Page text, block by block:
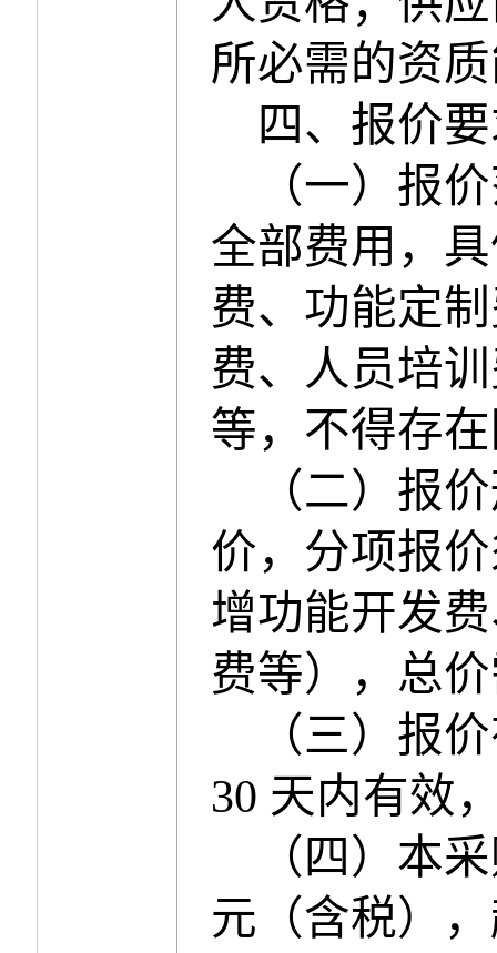
所必需的资
四、报价
（一） 报
全部费用，
费、功能定
费、人员培
等，不得存
（二）报
价，分项报
增功能开发
费等），总
（三）报
30 天内有效
（四）本
元（含税）